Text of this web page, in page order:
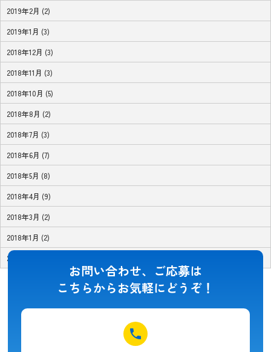
2019年2月 (2)
2019年1月 (3)
2018年12月 (3)
2018年11月 (3)
2018年10月 (5)
2018年8月 (2)
2018年7月 (3)
2018年6月 (7)
2018年5月 (8)
2018年4月 (9)
2018年3月 (2)
2018年1月 (2)
2017年11月 (1)
お問い合わせ、ご応募は
こちらからお気軽にどうぞ！